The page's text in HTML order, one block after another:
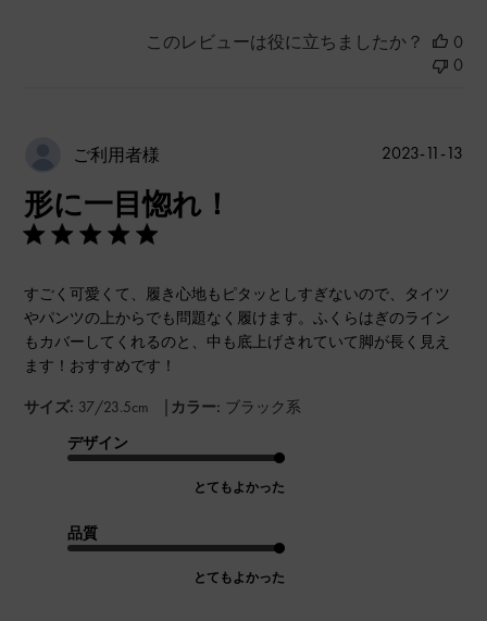
このレビューは役に立ちましたか？
0
0
ご利用者様
形に一目惚れ！
すごく可愛くて、履き心地もピタッとしすぎないので、タイツ
やパンツの上からでも問題なく履けます。ふくらはぎのライン
もカバーしてくれるのと、中も底上げされていて脚が長く見え
ます！おすすめです！
サイズ: 37/23.5cm | カラー: ブラック系
デザイン
とてもよかった
品質
とてもよかった
公
2023-11-13